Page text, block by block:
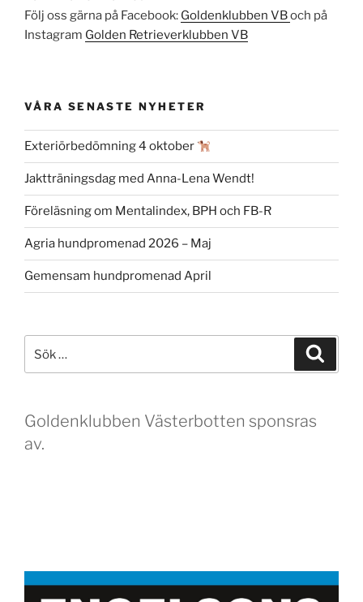
Följ oss gärna på Facebook: Goldenklubben VBoch på
Instagram Golden Retrieverklubben VB
VÅRA SENASTE NYHETER
Exteriörbedömning 4 oktober
Jaktträningsdag med Anna-Lena Wendt!
Föreläsning om Mentalindex, BPH och FB-R
Agria hundpromenad 2026 – Maj
Gemensam hundpromenad April
efter:
Goldenklubben Västerbotten sponsras
av.